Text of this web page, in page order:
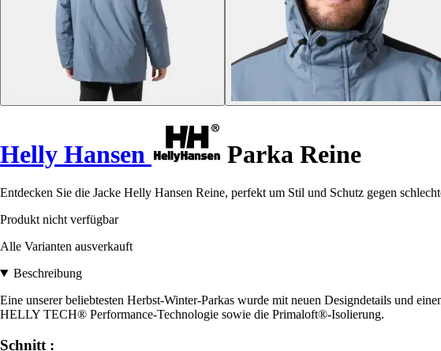
Helly Hansen Parka Reine
Entdecken Sie die Jacke Helly Hansen Reine, perfekt um Stil und Schutz gegen
Produkt nicht verfügbar
Alle Varianten ausverkauft
Beschreibung
Eine unserer beliebtesten Herbst-Winter-Parkas wurde mit neuen Designdetails und
HELLY TECH® Performance-Technologie sowie die Primaloft®-Isolierung.
Schnitt :